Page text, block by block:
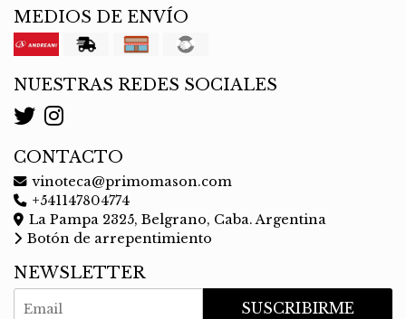
MEDIOS DE ENVÍO
NUESTRAS REDES SOCIALES
CONTACTO
vinoteca@primomason.com
+541147804774
La Pampa 2325, Belgrano, Caba. Argentina
Botón de arrepentimiento
NEWSLETTER
SUSCRIBIRME